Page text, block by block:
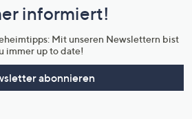
informiert!
Mit unseren Newslettern bist
immer up to date!
abonnieren